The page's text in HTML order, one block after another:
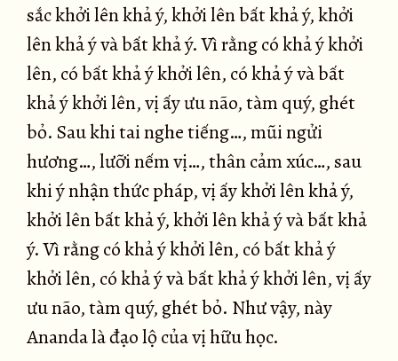
sắc khởi lên khả ý, khởi lên bất khả ý, khởi
lên khả ý và bất khả ý. Vì rằng có khả ý khởi
lên, có bất khả ý khởi lên, có khả ý và bất
khả ý khởi lên, vị ấy ưu não, tàm quý, ghét
bỏ. Sau khi tai nghe tiếng…, mũi ngửi
hương…, lưỡi nếm vị…, thân cảm xúc…, sau
khi ý nhận thức pháp, vị ấy khởi lên khả ý,
khởi lên bất khả ý, khởi lên khả ý và bất khả
ý. Vì rằng có khả ý khởi lên, có bất khả ý
khởi lên, có khả ý và bất khả ý khởi lên, vị ấy
ưu não, tàm quý, ghét bỏ. Như vậy, này
Ananda là đạo lộ của vị hữu học.